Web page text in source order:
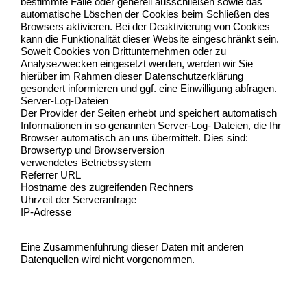
automatische Löschen der Cookies beim Schließen des
Browsers aktivieren. Bei der Deaktivierung von Cookies
kann die Funktionalität dieser Website eingeschränkt sein.
Soweit Cookies von Drittunternehmen oder zu
Analysezwecken eingesetzt werden, werden wir Sie
hierüber im Rahmen dieser Datenschutzerklärung
gesondert informieren und ggf. eine Einwilligung abfragen.
Server-Log-Dateien
Der Provider der Seiten erhebt und speichert automatisch
Informationen in so genannten Server-Log- Dateien, die Ihr
Browser automatisch an uns übermittelt. Dies sind:
Browsertyp und Browserversion
verwendetes Betriebssystem
Referrer URL
Hostname des zugreifenden Rechners
Uhrzeit der Serveranfrage
IP-Adresse
Eine Zusammenführung dieser Daten mit anderen
Datenquellen wird nicht vorgenommen.